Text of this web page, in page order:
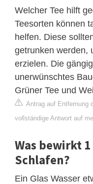
Welcher Tee hilft
Teesorten können
helfen. Diese
getrunken werden,
erzielen. Die
unerwünschtes
Grüner Tee und
Antrag auf Entfernung
vollständige Antwort auf
Was bewirkt 1
Schlafen?
Ein Glas Wasser